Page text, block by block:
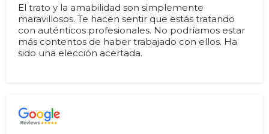
El trato y la amabilidad son simplemente
maravillosos. Te hacen sentir que estás tratando
con auténticos profesionales. No podríamos estar
más contentos de haber trabajado con ellos. Ha
sido una elección acertada.